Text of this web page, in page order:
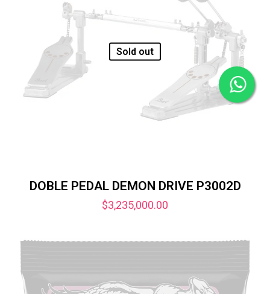
Sold out
DOBLE PEDAL DEMON DRIVE P3002D
$3,235,000.00